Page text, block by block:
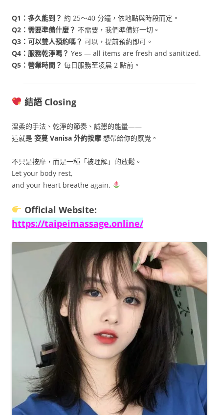
Q1：多久能到？ 約 25～40 分鐘，依地點與時段而定。
Q2：需要準備什麼？ 不需要，我們準備好一切。
Q3：可以雙人預約嗎？ 可以，提前預約即可。
Q4：服務乾淨嗎？ Yes — all items are fresh and sanitized.
Q5：營業時間？ 每日服務至凌晨 2 點前。
結語 Closing
溫柔的手法、乾淨的節奏、誠懇的能量——
這就是 姿蔓 Vanisa 外約按摩 想帶給你的感覺。
不只是按摩，而是一種「被理解」的放鬆。
Let your body rest,
and your heart breathe again.
Official Website:
https://taipeimassage.online/